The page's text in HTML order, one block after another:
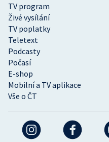
TV program
Živé vysílání
TV poplatky
Teletext
Podcasty
Počasí
E-shop
Mobilní a TV aplikace
Vše o ČT